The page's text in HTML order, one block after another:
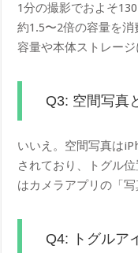
1分の撮影でおよそ
約1.5〜2倍の容量を
容量や本体ストレージ
Q3: 空間写真
いいえ。空間写真は
されており、トグル
はカメラアプリの「写
Q4: トグルア